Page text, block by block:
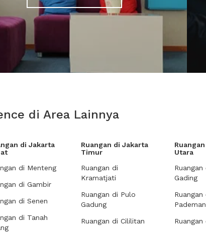
di Area Lainnya
di Jakarta
di Menteng
di Gambir
di Senen
di Tanah
Ruangan di Jakarta
Timur
Ruangan di
Kramatjati
Ruangan di Pulo
Gadung
Ruangan di Cililitan
Utara
Gading
Ruangan